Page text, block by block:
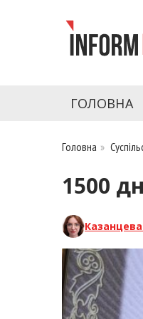
Запоріжжя
ГОЛОВНА
Головна »
1500
Казанцева